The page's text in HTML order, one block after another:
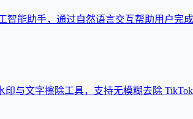
智能助手，通过自然语言交互帮助用户完成
与文字擦除工具，支持无模糊去除 TikTok